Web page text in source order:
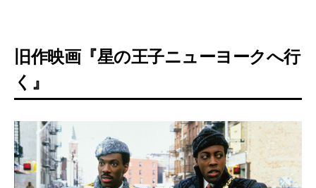
旧作映画『星の王子ニューヨークへ行
く』